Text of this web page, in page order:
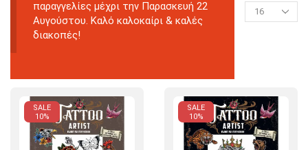
παραγγελίες μέχρι την Παρασκευή 22
Αυγούστου. Καλό καλοκαίρι & καλές
διακοπές!
SALE
10%
SALE
10%